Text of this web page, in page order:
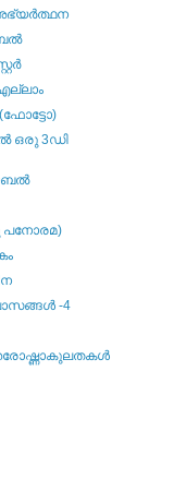
ഒരു 3ഡി
പനോരമ)
-4